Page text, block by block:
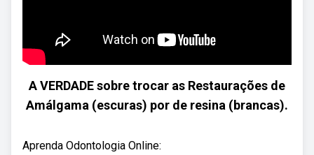
A VERDADE sobre trocar as Restaurações de
Amálgama (escuras) por de resina (brancas).
Aprenda Odontologia Online: